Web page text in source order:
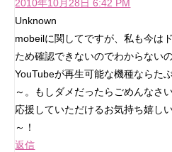
2010年10月28日 6:42 PM
Unknown
mobeilに関してですが、私も今は
ため確認できないのでわからない
YouTubeが再生可能な機種ならた
～。もしダメだったらごめんなさい
応援していただけるお気持ち嬉
～！
返信